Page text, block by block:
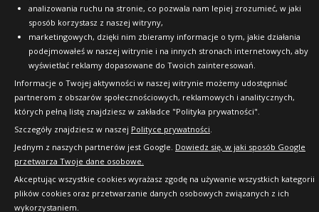
analizowania ruchu na stronie, co pozwala nam lepiej zrozumieć, w jaki
sposób korzystasz z naszej witryny,
marketingowych, dzięki nim zbieramy informacje o tym, jakie działania
podejmowałeś w naszej witrynie i na innych stronach internetowych, aby
wyświetlać reklamy dopasowane do Twoich zainteresowań.
Informacje o Twojej aktywności w naszej witrynie możemy udostępniać
partnerom z obszarów społecznościowych, reklamowych i analitycznych,
których pełną listę znajdziesz w zakładce "Polityka prywatności".
Szczegóły znajdziesz w naszej Polityce prywatności.
Jednym z naszych partnerów jest Google. Dowiedz się, w jaki sposób Google
przetwarza Twoje dane osobowe.
Akceptując wszystkie cookies wyrażasz zgodę na używanie wszystkich kategorii
plików cookies oraz przetwarzanie danych osobowych związanych z ich
wykorzystaniem.